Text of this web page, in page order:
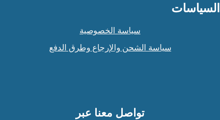
السياسات
سياسة الخصوصية
سياسة الشحن والإرجاع وطرق الدفع
تواصل معنا عبر